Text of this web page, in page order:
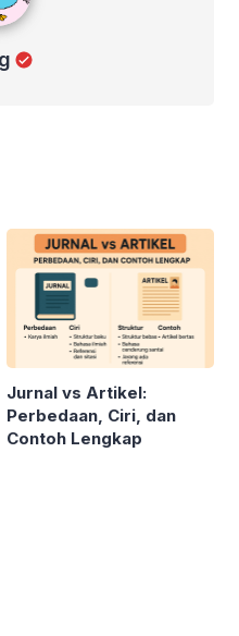
Jurnal vs Artikel:
Perbedaan, Ciri, dan
Contoh Lengkap